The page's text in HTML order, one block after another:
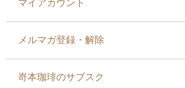
マイアカウント
メルマガ登録・解除
嵜本珈琲のサブスク